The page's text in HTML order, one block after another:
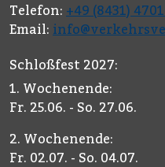
Telefon: +49 (8431)
Email:
Schloßfest 2027:
1. Wochenende:
Fr. 25.06. - So. 27.06.
2. Wochenende:
Fr. 02.07. - So. 04.07.